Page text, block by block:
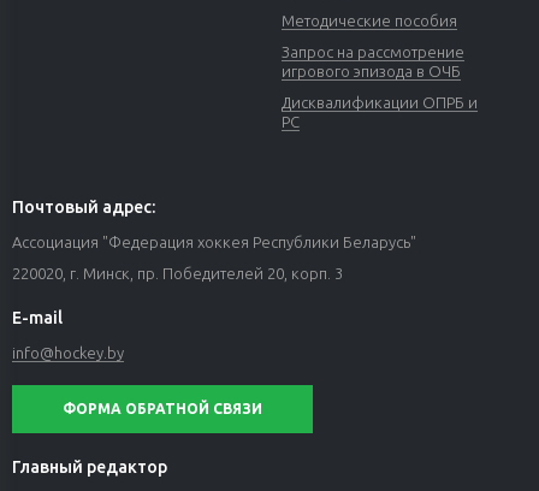
Методические пособия
Запрос на рассмотрение
игрового эпизода в ОЧБ
Дисквалификации ОПРБ и
РС
Почтовый адрес:
Ассоциация "Федерация хоккея Республики Беларусь"
220020, г. Минск, пр. Победителей 20, корп. 3
E-mail
info@hockey.by
ФОРМА ОБРАТНОЙ СВЯЗИ
Главный редактор